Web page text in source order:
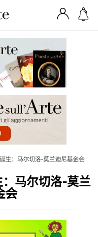
生：马尔切洛-莫兰迪尼基金会
马尔切洛-莫兰
会